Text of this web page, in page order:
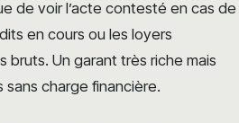
de voir l’acte contesté en cas de
en cours ou les loyers
bruts. Un garant très riche mais
sans charge financière.